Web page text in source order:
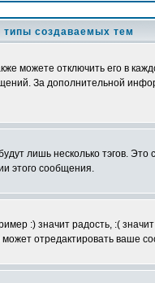
создаваемых тем
можете отключить его в
За дополнительной
лишь несколько тэгов. Это
этого сообщения.
:) значит радость, :(
отредактировать ваше